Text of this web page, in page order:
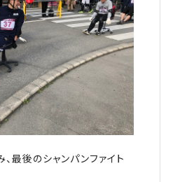
最後のシャンパンファイト